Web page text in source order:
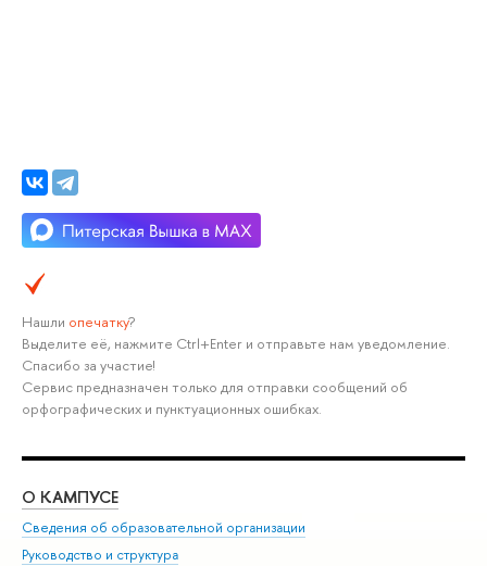
Нашли опечатку?
Выделите её, нажмите Ctrl+Enter и отправьте нам уведомление.
Спасибо за участие!
Сервис предназначен только для отправки сообщений об
орфографических и пунктуационных ошибках.
О КАМПУСЕ
Сведения об образовательной организации
Руководство и структура